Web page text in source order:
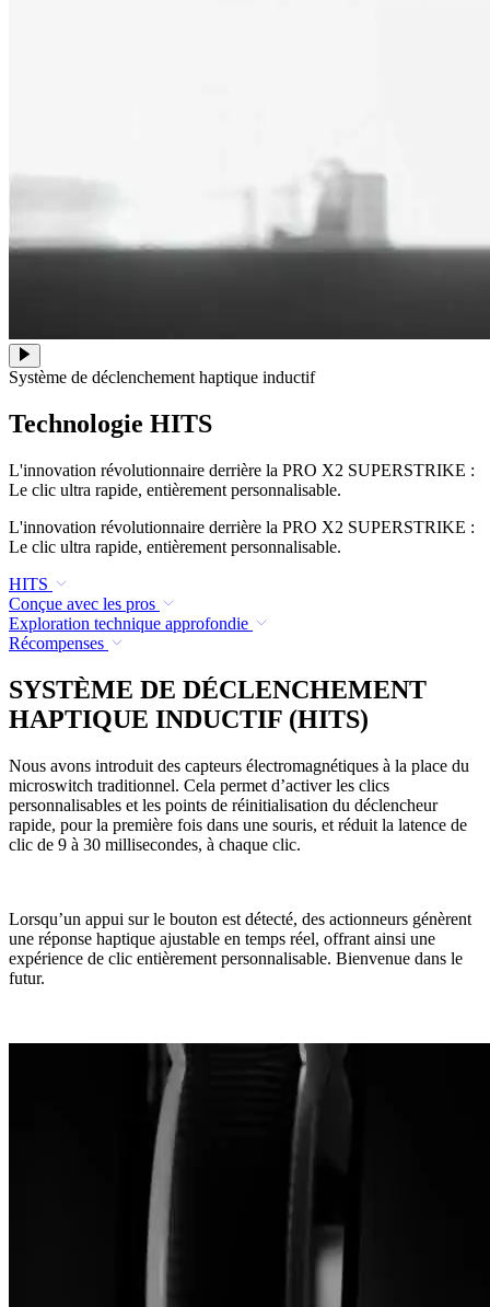
Système de déclenchement haptique inductif
Technologie HITS
L'innovation révolutionnaire derrière la PRO X2 SUPERSTRIKE :
Le clic ultra rapide, entièrement personnalisable.
L'innovation révolutionnaire derrière la PRO X2 SUPERSTRIKE :
Le clic ultra rapide, entièrement personnalisable.
HITS
Conçue avec les pros
Exploration technique approfondie
Récompenses
SYSTÈME DE DÉCLENCHEMENT
HAPTIQUE INDUCTIF (HITS)
Nous avons introduit des capteurs électromagnétiques à la place du
microswitch traditionnel. Cela permet d’activer les clics
personnalisables et les points de réinitialisation du déclencheur
rapide, pour la première fois dans une souris, et réduit la latence de
clic de 9 à 30 millisecondes, à chaque clic.
Lorsqu’un appui sur le bouton est détecté, des actionneurs génèrent
une réponse haptique ajustable en temps réel, offrant ainsi une
expérience de clic entièrement personnalisable. Bienvenue dans le
futur.